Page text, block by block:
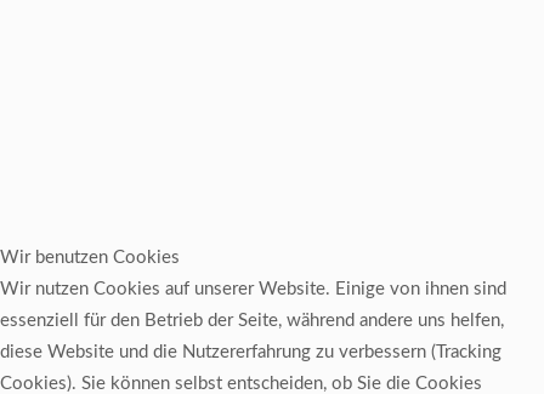
Wir benutzen Cookies
Wir nutzen Cookies auf unserer Website. Einige von ihnen sind
essenziell für den Betrieb der Seite, während andere uns helfen,
diese Website und die Nutzererfahrung zu verbessern (Tracking
Cookies). Sie können selbst entscheiden, ob Sie die Cookies